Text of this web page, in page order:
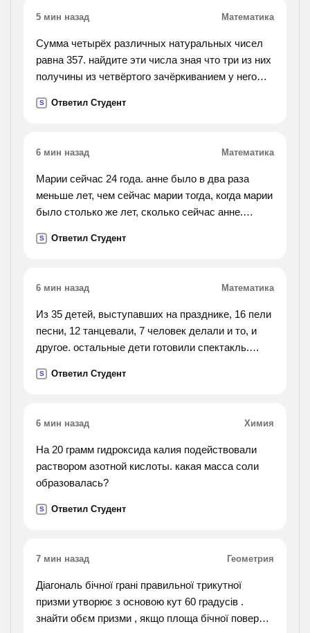
5 мин назад Математика
Сумма четырёх различных натуральных чисел
равна 357. найдите эти числа зная что три из них
получины из четвёртого зачёркиванием у него
S Ответил Студент
6 мин назад Математика
Марии сейчас 24 года. анне было в два раза
меньше лет, чем сейчас марии тогда, когда марии
было столько же лет, сколько сейчас анне.
S Ответил Студент
6 мин назад Математика
Из 35 детей, выступавших на празднике, 16 пели
песни, 12 танцевали, 7 человек делали и то, и
другое. остальные дети готовили спектакль.
S Ответил Студент
6 мин назад Химия
На 20 грамм гидроксида калия подействовали
раствором азотной кислоты. какая масса соли
образовалась?
S Ответил Студент
7 мин назад Геометрия
Діагональ бічної грані правильної трикутної
призми утворює з основою кут 60 градусів .
знайти обєм призми , якщо площа бічної поверхні